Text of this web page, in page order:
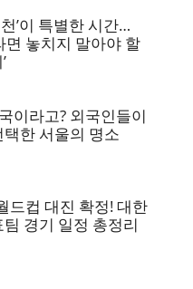
’이 특별한 시간…
놓치지 말아야 할
이라고? 외국인들이
한 서울의 명소
드컵 대진 확정! 대한
경기 일정 총정리